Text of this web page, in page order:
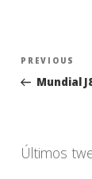
Navegación
entradas
Previous
Post
PREVIOUS
Mundial
Últimos